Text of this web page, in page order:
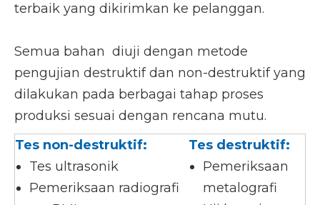
terbaik yang dikirimkan ke pelanggan.
Semua bahan diuji dengan metode
pengujian destruktif dan non-destruktif yang
dilakukan pada berbagai tahap proses
produksi sesuai dengan rencana mutu.
Tes non-destruktif:
Tes ultrasonik
Pemeriksaan radiografi
Tes destruktif:
Pemeriksaan
metalografi